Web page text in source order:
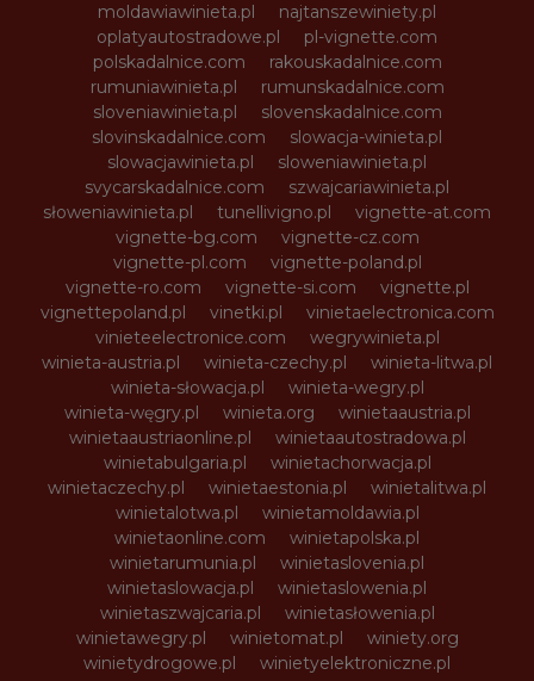
moldawiawinieta.pl
najtanszewiniety.pl
oplatyautostradowe.pl
pl-vignette.com
polskadalnice.com
rakouskadalnice.com
rumuniawinieta.pl
rumunskadalnice.com
sloveniawinieta.pl
slovenskadalnice.com
slovinskadalnice.com
slowacja-winieta.pl
slowacjawinieta.pl
sloweniawinieta.pl
svycarskadalnice.com
szwajcariawinieta.pl
słoweniawinieta.pl
tunellivigno.pl
vignette-at.com
vignette-bg.com
vignette-cz.com
vignette-pl.com
vignette-poland.pl
vignette-ro.com
vignette-si.com
vignette.pl
vignettepoland.pl
vinetki.pl
vinietaelectronica.com
vinieteelectronice.com
wegrywinieta.pl
winieta-austria.pl
winieta-czechy.pl
winieta-litwa.pl
winieta-słowacja.pl
winieta-wegry.pl
winieta-węgry.pl
winieta.org
winietaaustria.pl
winietaaustriaonline.pl
winietaautostradowa.pl
winietabulgaria.pl
winietachorwacja.pl
winietaczechy.pl
winietaestonia.pl
winietalitwa.pl
winietalotwa.pl
winietamoldawia.pl
winietaonline.com
winietapolska.pl
winietarumunia.pl
winietaslovenia.pl
winietaslowacja.pl
winietaslowenia.pl
winietaszwajcaria.pl
winietasłowenia.pl
winietawegry.pl
winietomat.pl
winiety.org
winietydrogowe.pl
winietyelektroniczne.pl